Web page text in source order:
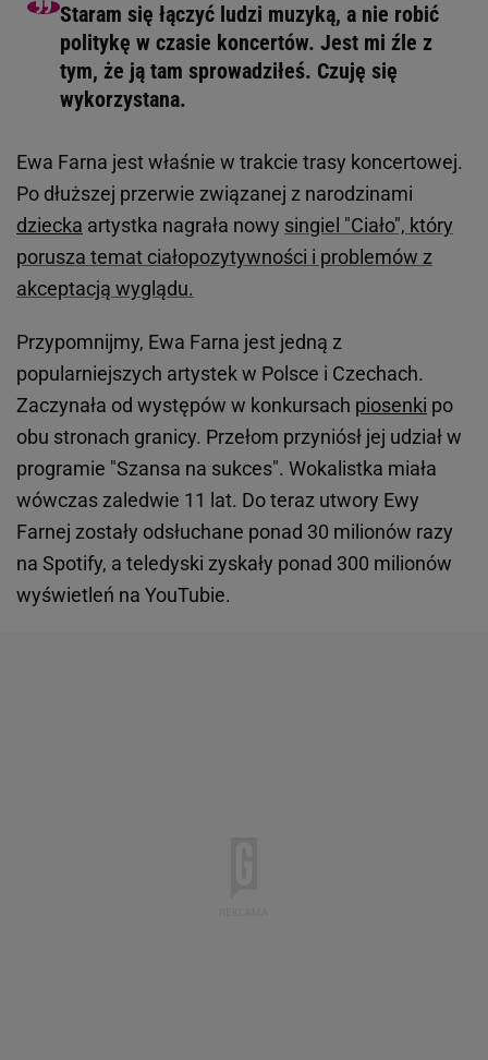
Staram się łączyć ludzi muzyką, a nie robić
politykę w czasie koncertów. Jest mi źle z
tym, że ją tam sprowadziłeś. Czuję się
wykorzystana.
Ewa Farna jest właśnie w trakcie trasy koncertowej.
Po dłuższej przerwie związanej z narodzinami
dziecka artystka nagrała nowy singiel "Ciało", który
porusza temat ciałopozytywności i problemów z
akceptacją wyglądu.
Przypomnijmy, Ewa Farna jest jedną z
popularniejszych artystek w Polsce i Czechach.
Zaczynała od występów w konkursach piosenki po
obu stronach granicy. Przełom przyniósł jej udział w
programie "Szansa na sukces". Wokalistka miała
wówczas zaledwie 11 lat. Do teraz utwory Ewy
Farnej zostały odsłuchane ponad 30 milionów razy
na Spotify, a teledyski zyskały ponad 300 milionów
wyświetleń na YouTubie.